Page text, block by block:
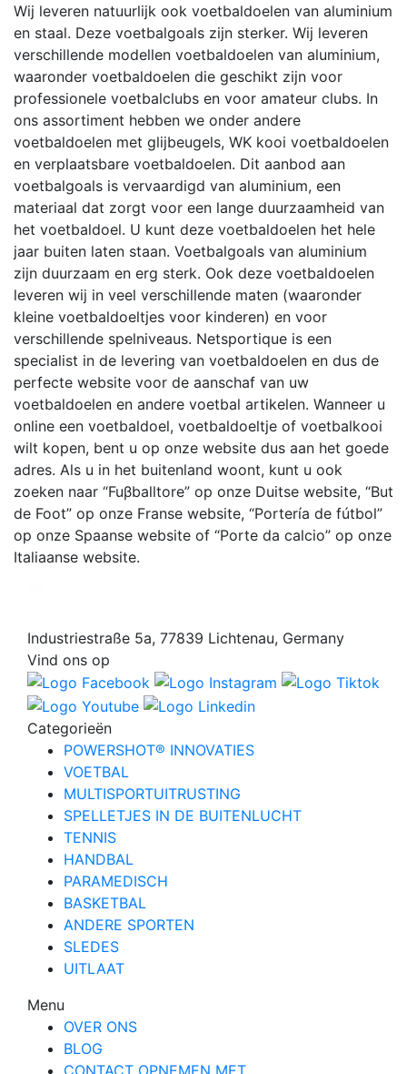
Wij leveren natuurlijk ook voetbaldoelen van aluminium
en staal. Deze voetbalgoals zijn sterker. Wij leveren
verschillende modellen voetbaldoelen van aluminium,
waaronder voetbaldoelen die geschikt zijn voor
professionele voetbalclubs en voor amateur clubs. In
ons assortiment hebben we onder andere
voetbaldoelen met glijbeugels, WK kooi voetbaldoelen
en verplaatsbare voetbaldoelen. Dit aanbod aan
voetbalgoals is vervaardigd van aluminium, een
materiaal dat zorgt voor een lange duurzaamheid van
het voetbaldoel. U kunt deze voetbaldoelen het hele
jaar buiten laten staan. Voetbalgoals van aluminium
zijn duurzaam en erg sterk. Ook deze voetbaldoelen
leveren wij in veel verschillende maten (waaronder
kleine voetbaldoeltjes voor kinderen) en voor
verschillende spelniveaus. Netsportique is een
specialist in de levering van voetbaldoelen en dus de
perfecte website voor de aanschaf van uw
voetbaldoelen en andere voetbal artikelen. Wanneer u
online een voetbaldoel, voetbaldoeltje of voetbalkooi
wilt kopen, bent u op onze website dus aan het goede
adres. Als u in het buitenland woont, kunt u ook
zoeken naar “Fuβballtore” op onze Duitse website, “But
de Foot” op onze Franse website, “Portería de fútbol”
op onze Spaanse website of “Porte da calcio” op onze
Italiaanse website.
Industriestraße 5a, 77839 Lichtenau, Germany
Vind ons op
Categorieën
POWERSHOT® INNOVATIES
VOETBAL
MULTISPORTUITRUSTING
SPELLETJES IN DE BUITENLUCHT
TENNIS
HANDBAL
PARAMEDISCH
BASKETBAL
ANDERE SPORTEN
SLEDES
UITLAAT
Menu
OVER ONS
BLOG
CONTACT OPNEMEN MET